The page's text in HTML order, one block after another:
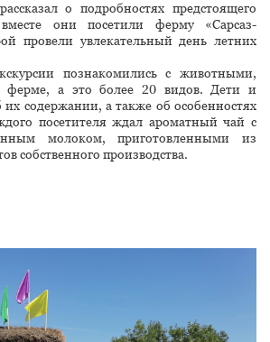
о подробностях предстоящего
они посетили ферму «Сарсаз-
провели увлекательный день летних
познакомились с животными,
а это более 20 видов. Дети и
содержании, а также об особенностях
посетителя ждал ароматный чай с
молоком, приготовленными из
собственного производства.